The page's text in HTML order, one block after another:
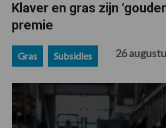
Klaver en gras zijn
premie
Gras Subsidies 26